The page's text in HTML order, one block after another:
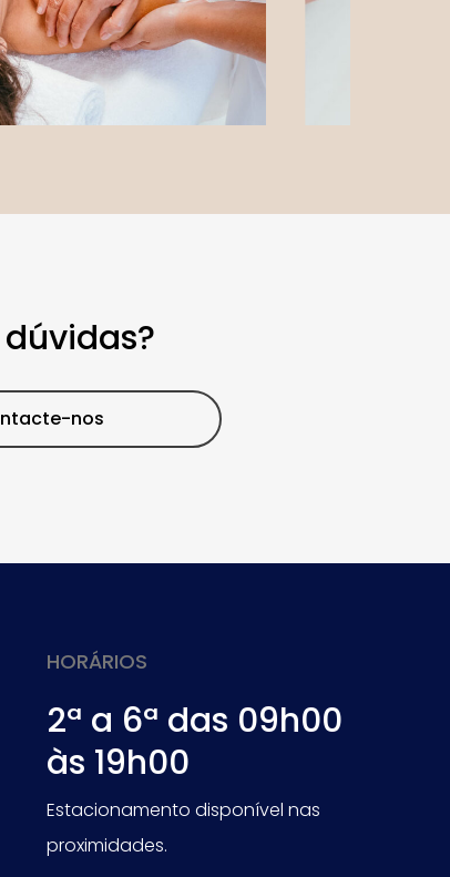
nos
HORÁRIOS
2ª a 6ª das 09h00
às 19h00
Estacionamento disponível nas
proximidades.